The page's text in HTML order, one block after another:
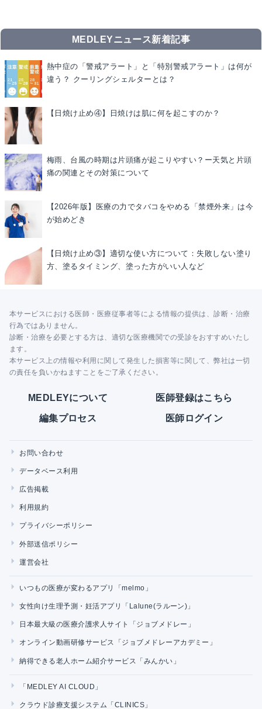
MEDLEYニュース新着記事
熱中症の「警戒アラート」と「特別警戒アラート」は何が
違う？ クーリングシェルターとは？
【日焼け止め④】日焼けは肌に何を起こすのか？
梅雨、台風の時期は片頭痛が起こりやすい？ー天気と片頭
痛の関連とその対策について
【2026年版】医療の力でタバコをやめる「禁煙外来」は今
が始めどき
【日焼け止め③】適切な使い方について：失敗しない塗り
方、塗るタイミング、塗った方がいい人など
本サービスにおける医師・医療従事者等による情報の提供は、診断・治療
行為ではありません。
診断・治療を必要とする方は、適切な医療機関での受診をおすすめいたし
ます。
本サービス上の情報や利用に関して発生した損害等に関して、弊社は一切
の責任を負いかねますことをご了承ください。
MEDLEYについて 医師登録はこちら
編集プロセス 医師ログイン
お問い合わせ
データベース利用
広告掲載
利用規約
プライバシーポリシー
外部送信ポリシー
運営会社
いつもの医療が変わるアプリ「melmo」
女性向け生理予測・妊活アプリ「Lalune(ラルーン)」
日本最大級の医療介護求人サイト「ジョブメドレー」
オンライン動画研修サービス「ジョブメドレーアカデミー」
納得できる老人ホーム紹介サービス「みんかい」
「MEDLEY AI CLOUD」
クラウド診療支援システム「CLINICS」